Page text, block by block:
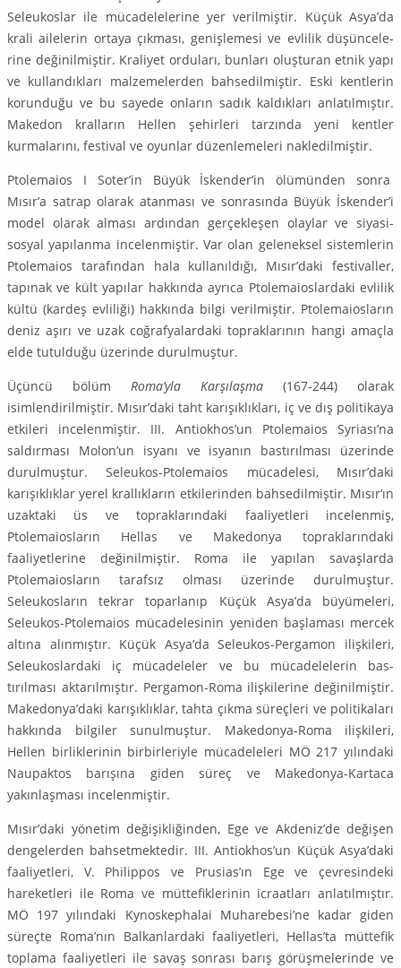
Seleukoslar ile mücadelelerine yer verilmiştir. Küçük Asya’da
krali ailelerin ortaya çıkması, genişlemesi ve evlilik düşüncele­
rine değinilmiştir. Kraliyet orduları, bunları oluşturan etnik yapı
ve kullandık­ları malzemelerden bahsedilmiştir. Eski kentlerin
korunduğu ve bu sayede onların sadık kaldıkları anlatılmıştır.
Makedon kralların Hellen şehirleri tar­zında yeni kentler
kurmalarını, festival ve oyunlar düzenlemeleri nakledilmiş­tir.
Ptolemaios I Soter’in Büyük İskender’in ölümünden sonra
Mısır’a satrap olarak atanması ve sonrasında Büyük İskender’i
model olarak alması ardın­dan gerçekleşen olaylar ve siyasi-
sosyal yapılanma incelenmiştir. Var olan ge­leneksel sistemlerin
Ptolemaios tarafından hala kullanıldığı, Mısır’daki festi­valler,
tapınak ve kült yapılar hakkında ayrıca Ptolemaioslardaki evlilik
kültü (kardeş evliliği) hakkında bilgi verilmiştir. Ptolemaiosların
deniz aşırı ve uzak coğrafyalardaki topraklarının hangi amaçla
elde tutulduğu üzerinde durul­muştur.
Üçüncü bölüm Roma’yla Karşılaşma (167-244) olarak
isimlendirilmiştir. Mısır’daki taht karışıklıkları, iç ve dış politikaya
etkileri incelenmiştir. III. Anti­okhos’un Ptolemaios Syriası’na
saldırması Molon’un isyanı ve isyanın bastı­rılması üzerinde
durulmuştur. Seleukos-Ptolemaios mücadelesi, Mısır’daki
karışıklıklar yerel krallıkların etkilerinden bahsedilmiştir. Mısır’ın
uzaktaki üs ve topraklarındaki faaliyetleri incelenmiş,
Ptolemaiosların Hellas ve Make­donya topraklarındaki
faaliyetlerine değinilmiştir. Roma ile yapılan savaş­larda
Ptolemaiosların tarafsız olması üzerinde durulmuştur.
Seleukosların tekrar toparlanıp Küçük Asya’da büyümeleri,
Seleukos-Ptolemaios mücade­lesinin yeniden başlaması mercek
altına alınmıştır. Küçük Asya’da Seleukos-Pergamon ilişkileri,
Seleukoslardaki iç mücadeleler ve bu mücadelelerin bas­
tırılması aktarılmıştır. Pergamon-Roma ilişkilerine değinilmiştir.
Make­donya’daki karışıklıklar, tahta çıkma süreçleri ve politikaları
hakkında bilgiler sunulmuştur. Makedonya-Roma ilişkileri,
Hellen birliklerinin birbirleriyle mü­cadeleleri MÖ 217 yılındaki
Naupaktos barışına giden süreç ve Makedonya-Kartaca
yakınlaşması incelenmiştir.
Mısır’daki yönetim değişikliğinden, Ege ve Akdeniz’de değişen
dengeler­den bahsetmektedir. III. Antiokhos’un Küçük Asya’daki
faaliyetleri, V. Philip­pos ve Prusias’ın Ege ve çevresindeki
hareketleri ile Roma ve müttefiklerinin icraatları anlatılmıştır.
MÖ 197 yılındaki Kynoskephalai Muharebesi’ne kadar giden
süreçte Roma’nın Balkanlardaki faaliyetleri, Hellas’ta müttefik
toplama faaliyetleri ile savaş sonrası barış görüşmelerinde ve